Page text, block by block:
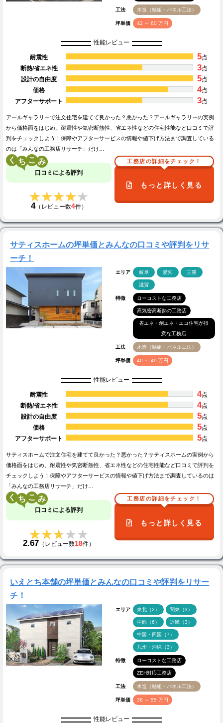
工法 木造（軸組・パネル工法）
坪単価 42 ～ 60 万円
性能レビュー
耐震性 5点
断熱/省エネ性
3点
設計の自由度
5点
価格
4点
アフターサポート
3点
アールギャラリーで注文住宅を建てて良かった？悪かった？アールギャラリーの実例
から価格面をはじめ、耐震性や気密断熱性、省エネ性などの住宅性能など口コミで評
判をチェックしよう！保障やアフターサービスの情報や値下げ方法まで調査している
のは「みんなの工務店リサーチ」だけ…
く こ
口コミによる評判
★★★★★
★★★★★
4（レビュー数4件）
工務店の詳細をチェック！
もっと詳しく見る
サティスホームの坪単価とみんなの口コミや評判をリサ
ーチ！
エリア 岐阜 愛知 三重
滋賀
特徴 ローコストな工務店
高気密高断熱の工務店
省エネ・創エネ・エコ住宅が得
意な工務店
工法 木造（軸組・パネル工法）
坪単価 40 ～ 49 万円
性能レビュー
耐震性 4点
断熱/省エネ性
4点
設計の自由度
5点
価格
5点
アフターサポート
5点
サティスホームで注文住宅を建てて良かった？悪かった？サティスホームの実例から
価格面をはじめ、耐震性や気密断熱性、省エネ性などの住宅性能など口コミで評判を
チェックしよう！保障やアフターサービスの情報や値下げ方法まで調査しているのは
「みんなの工務店リサーチ」だけ…
く こ
口コミによる評判
★★★★★
★★★★★
2.67 （レビュー数18件）
工務店の詳細をチェック！
もっと詳しく見る
いえとち本舗の坪単価とみんなの口コミや評判をリサー
チ！
エリア 東北（2） 関東（3）
中部（6） 近畿（3）
中国・四国（7）
九州・沖縄（3）
特徴 ローコストな工務店
ZEH対応工務店
工法 木造（軸組・パネル工法）
坪単価 38 ～ 55 万円
性能レビュー